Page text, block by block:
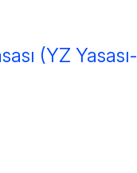
(YZ Yasası-